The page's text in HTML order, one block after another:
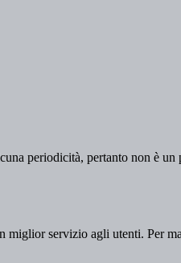
periodicità, pertanto non è
miglior servizio agli utenti. Per